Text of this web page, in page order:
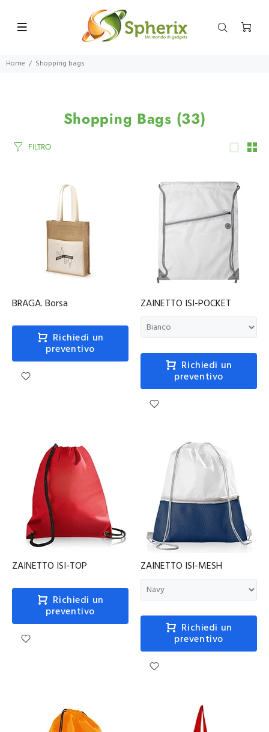
Home Shopping bags
Shopping Bags (33)
FILTRO
BRAGA. Borsa
Richiedi un
preventivo
ZAINETTO ISI-POCKET
Richiedi un
preventivo
ZAINETTO ISI-TOP
Richiedi un
preventivo
ZAINETTO ISI-MESH
Richiedi un
preventivo